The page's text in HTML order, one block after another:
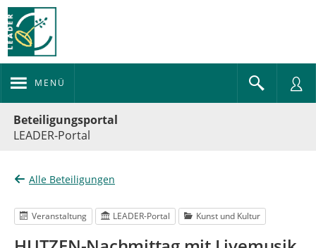
MENÜ
Beteiligungsportal
LEADER-Portal
Alle Beteiligungen
Veranstaltung LEADER-Portal Kunst und Kultur